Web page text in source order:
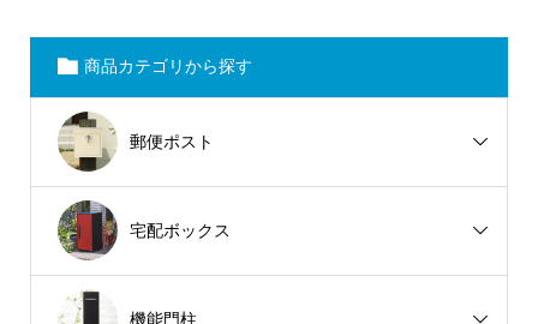
商品カテゴリから探す
郵便ポスト
宅配ボックス
機能門柱